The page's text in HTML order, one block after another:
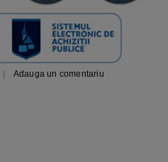
| Adauga un comentariu